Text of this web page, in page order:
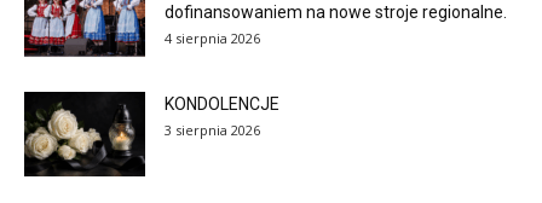
dofinansowaniem na nowe stroje regionalne.
4 sierpnia 2026
KONDOLENCJE
3 sierpnia 2026